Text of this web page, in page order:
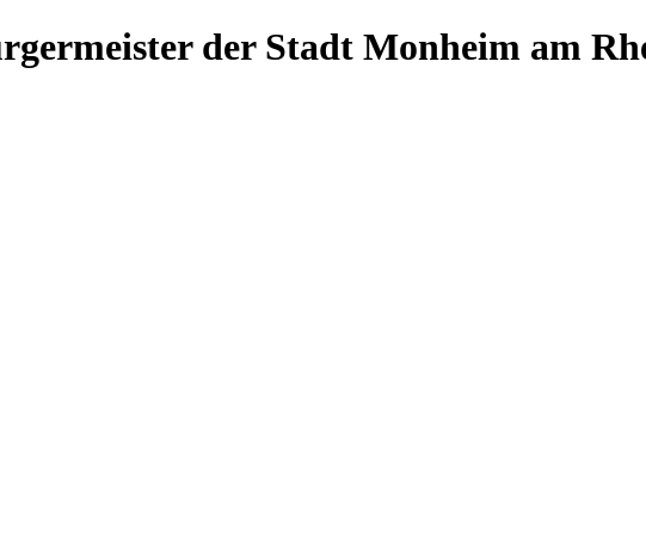
der Stadt Monheim am